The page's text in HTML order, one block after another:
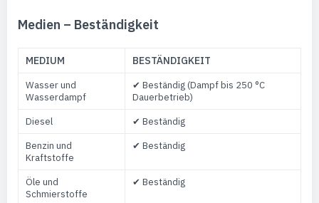
Medien – Beständigkeit
MEDIUM BESTÄNDIGKEIT
Wasser und
Wasserdampf
✔ Beständig (Dampf bis 250 °C
Dauerbetrieb)
Diesel
✔ Beständig
Benzin und
Kraftstoffe
✔ Beständig
Öle und
Schmierstoffe
✔ Beständig